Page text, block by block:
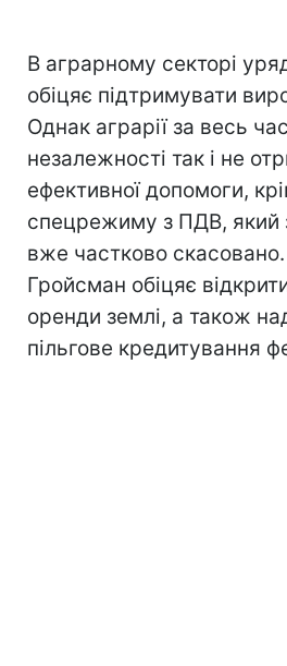
В аграрному секторі
обіцяє підтримувати
Однак аграрії за весь
незалежності так і не
ефективної допомоги,
спецрежиму з ПДВ, який
вже частково
Гройсман обіцяє
оренди землі, а також
пільгове кредитування